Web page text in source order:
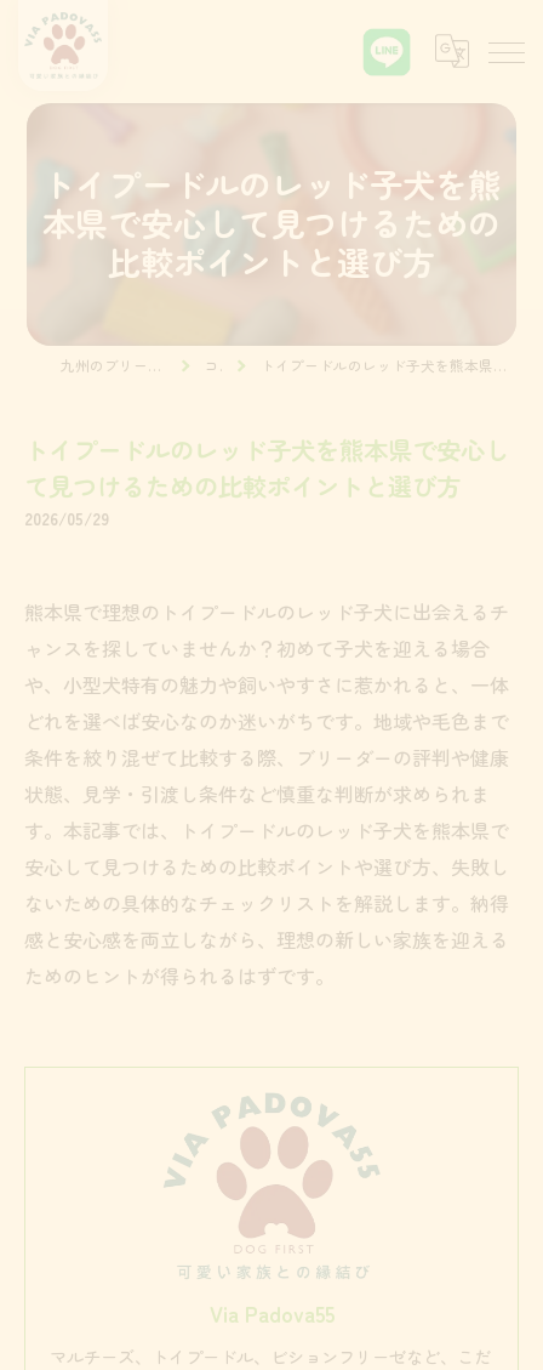
トイプードルのレッド子犬を熊
本県で安心して見つけるための
比較ポイントと選び方
コラム トイプードルのレッド子犬を熊本県で安心して見つけるための比較ポイントと選び方
トイプードルのレッド子犬を熊本県で安心し
て見つけるための比較ポイントと選び方
2026/05/29
熊本県で理想のトイプードルのレッド子犬に出会えるチ
ャンスを探していませんか？初めて子犬を迎える場合
や、小型犬特有の魅力や飼いやすさに惹かれると、一体
どれを選べば安心なのか迷いがちです。地域や毛色まで
条件を絞り混ぜて比較する際、ブリーダーの評判や健康
状態、見学・引渡し条件など慎重な判断が求められま
す。本記事では、トイプードルのレッド子犬を熊本県で
安心して見つけるための比較ポイントや選び方、失敗し
ないための具体的なチェックリストを解説します。納得
感と安心感を両立しながら、理想の新しい家族を迎える
ためのヒントが得られるはずです。
Via Padova55
マルチーズ、トイプードル、ビションフリーゼなど、こだ